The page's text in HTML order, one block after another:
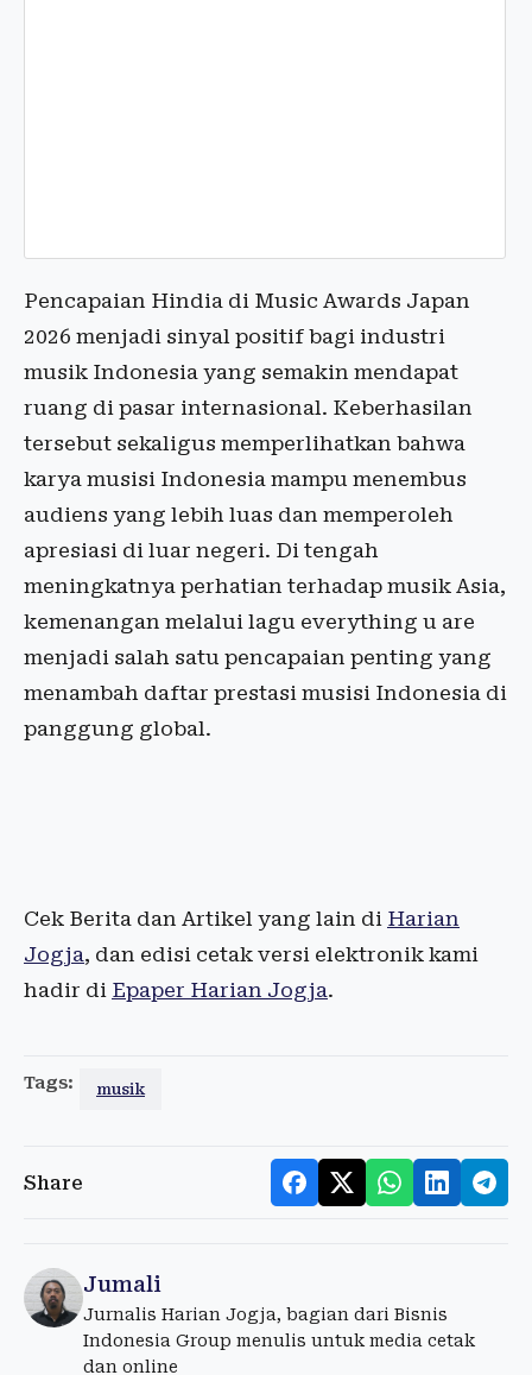
Pencapaian Hindia di Music Awards Japan
2026 menjadi sinyal positif bagi industri
musik Indonesia yang semakin mendapat
ruang di pasar internasional. Keberhasilan
tersebut sekaligus memperlihatkan bahwa
karya musisi Indonesia mampu menembus
audiens yang lebih luas dan memperoleh
apresiasi di luar negeri. Di tengah
meningkatnya perhatian terhadap musik Asia,
kemenangan melalui lagu everything u are
menjadi salah satu pencapaian penting yang
menambah daftar prestasi musisi Indonesia di
panggung global.
Cek Berita dan Artikel yang lain di Harian
Jogja, dan edisi cetak versi elektronik kami
hadir di Epaper Harian Jogja.
Tags: musik
Share
Jumali
Jurnalis Harian Jogja, bagian dari Bisnis
Indonesia Group menulis untuk media cetak
dan online